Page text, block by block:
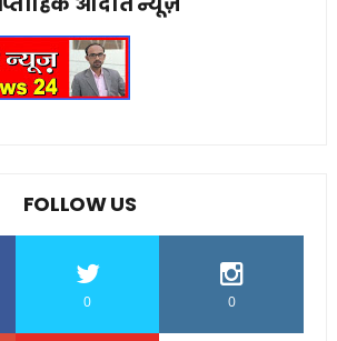
FOLLOW US
0 0